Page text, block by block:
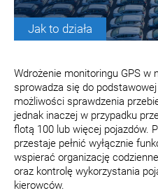
Jak to działa
Wdrożenie monitoringu GPS w
sprowadza się do
możliwości sprawdzenia
jednak inaczej w przypadku
flotą 100 lub więcej pojazdów.
przestaje pełnić wyłącznie
wspierać organizację
oraz kontrolę wykorzystania
kierowców.